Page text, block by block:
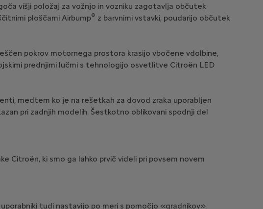
višji položaj za vožnjo in vozniku zagotavlja občutek
ploščami Airbump® z barvnimi vstavki, poudarijo občutek
pokrov motornega prostora krasijo vbočene vdolbine,
prednjimi lučmi s tehnologijo osvetlitve Citroën LED
medtem ko je na rešetkah za dovod zraka uporabljen
pri zadnjih modelih. Šestkotno oblikovani spodnji del
Citroën, ki smo ga lahko prvič videli pri povsem novem
tudi nastavijo po meri s pomočjo «gradnikov».